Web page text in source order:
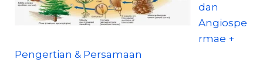
dan
Angiospe
rmae +
Pengertian & Persamaan